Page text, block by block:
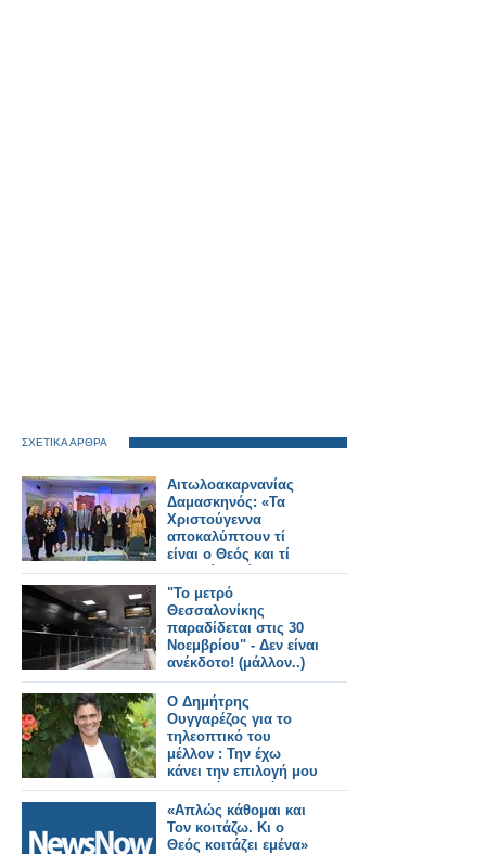
ΣΧΕΤΙΚΑ ΑΡΘΡΑ
Αιτωλοακαρνανίας
Δαμασκηνός: «Τα
Χριστούγεννα
αποκαλύπτουν τί
είναι ο Θεός και τί
μπορεί να γίνει ο
άνθρωπος».
"Το μετρό
Θεσσαλονίκης
παραδίδεται στις 30
Νοεμβρίου" - Δεν είναι
ανέκδοτο! (μάλλον..)
Ο Δημήτρης
Ουγγαρέζος για το
τηλεοπτικό του
μέλλον : Την έχω
κάνει την επιλογή μου
κι ο Θεός βοηθός να
πάνε όλα καλά...
«Απλώς κάθομαι και
Τον κοιτάζω. Κι ο
Θεός κοιτάζει εμένα»